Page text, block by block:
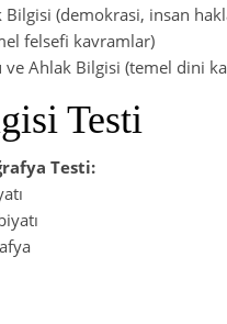
Bilgisi (demokrasi, insan
felsefi kavramlar)
ve Ahlak Bilgisi (temel dini
Testi
Testi: